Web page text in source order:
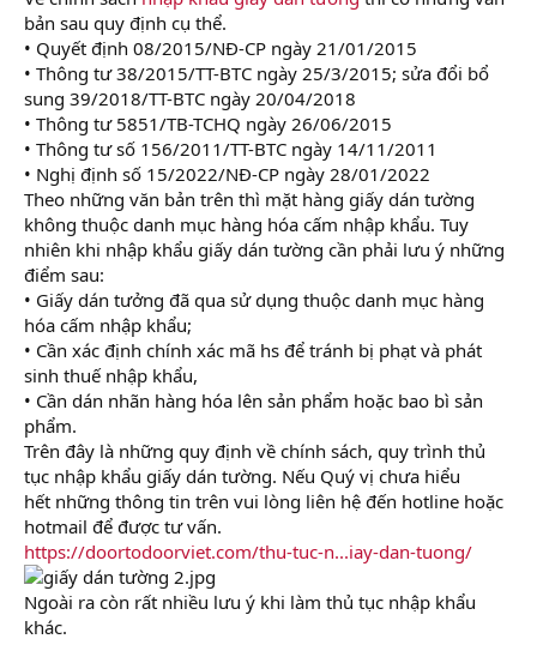
e
bản sau quy định cụ thể.
• Quyết định 08/2015/NĐ-CP ngày 21/01/2015
• Thông tư 38/2015/TT-BTC ngày 25/3/2015; sửa đổi bổ
sung 39/2018/TT-BTC ngày 20/04/2018
• Thông tư 5851/TB-TCHQ ngày 26/06/2015
• Thông tư số 156/2011/TT-BTC ngày 14/11/2011
• Nghị định số 15/2022/NĐ-CP ngày 28/01/2022
Theo những văn bản trên thì mặt hàng giấy dán tường
không thuộc danh mục hàng hóa cấm nhập khẩu. Tuy
nhiên khi nhập khẩu giấy dán tường cần phải lưu ý những
điểm sau:
• Giấy dán tưởng đã qua sử dụng thuộc danh mục hàng
hóa cấm nhập khẩu;
• Cần xác định chính xác mã hs để tránh bị phạt và phát
sinh thuế nhập khẩu,
• Cần dán nhãn hàng hóa lên sản phẩm hoặc bao bì sản
phẩm.
Trên đây là những quy định về chính sách, quy trình thủ
tục nhập khẩu giấy dán tường. Nếu Quý vị chưa hiểu
hết những thông tin trên vui lòng liên hệ đến hotline hoặc
hotmail để được tư vấn.
https://doortodoorviet.com/thu-tuc-n...iay-dan-tuong/
Ngoài ra còn rất nhiều lưu ý khi làm thủ tục nhập khẩu
khác.